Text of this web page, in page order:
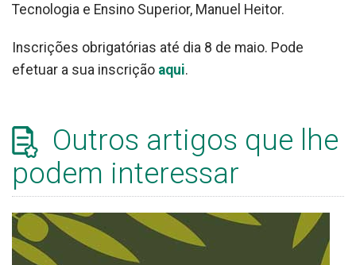
Tecnologia e Ensino Superior, Manuel Heitor.
Inscrições obrigatórias até dia 8 de maio. Pode
efetuar a sua inscrição aqui.
Outros artigos que lhe
podem interessar